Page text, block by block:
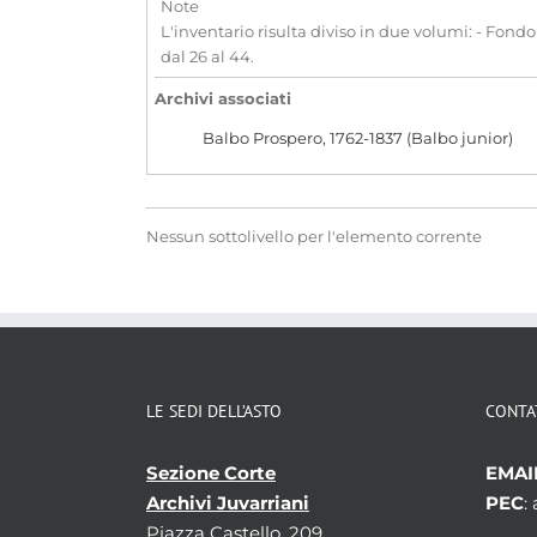
Note
L'inventario risulta diviso in due volumi: -
dal 26 al 44.
Archivi associati
Balbo Prospero, 1762-1837 (Balbo junior)
Nessun sottolivello per l'elemento corrente
LE SEDI DELL’ASTO
Sezione Corte
Archivi Juvarriani
PEC: